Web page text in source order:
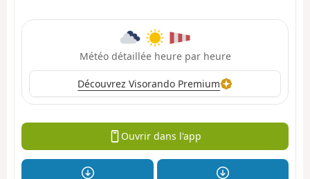
Météo détaillée heure par heure
Découvrez Visorando Premium
Ouvrir dans l'app